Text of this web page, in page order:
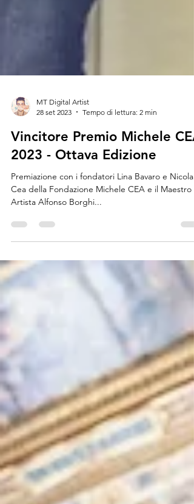
28 set 2023
Tempo di lettura: 2 min
Vincitore Premio Michele CEA
2023 - Ottava Edizione
Premiazione con i fondatori Lina Bavaro e Nicola
Artista Alfonso Borghi...